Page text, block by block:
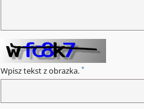
Wpisz tekst z obrazka. *